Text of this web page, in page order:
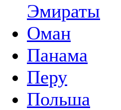
Эмираты
Оман
Панама
Перу
Польша